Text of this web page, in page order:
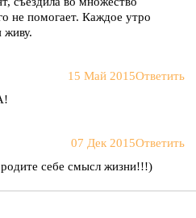
не помогает. Каждое утро
живу.
15 Май 2015Ответить
07 Дек 2015Ответить
себе смысл жизни!!!)